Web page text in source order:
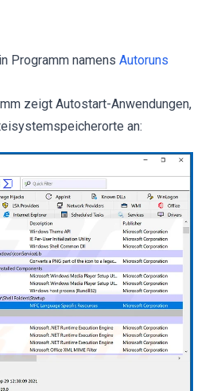
Programm namens Autoruns
zeigt Autostart-Anwendungen,
an: